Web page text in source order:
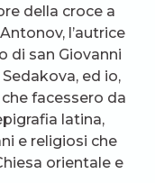
della croce a
l’autrice
di san Giovanni
ed io,
facessero da
latina,
e religiosi che
orientale e